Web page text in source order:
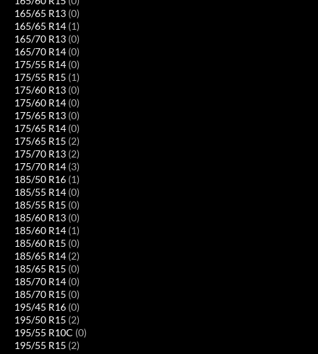
165/65 R13 (0)
165/65 R14 (1)
165/70 R13 (0)
165/70 R14 (0)
175/55 R14 (0)
175/55 R15 (1)
175/60 R13 (0)
175/60 R14 (0)
175/65 R13 (0)
175/65 R14 (0)
175/65 R15 (2)
175/70 R13 (2)
175/70 R14 (3)
185/50 R16 (1)
185/55 R14 (0)
185/55 R15 (0)
185/60 R13 (0)
185/60 R14 (1)
185/60 R15 (0)
185/65 R14 (2)
185/65 R15 (0)
185/70 R14 (0)
185/70 R15 (0)
195/45 R16 (0)
195/50 R15 (2)
195/55 R10C (0)
195/55 R15 (2)